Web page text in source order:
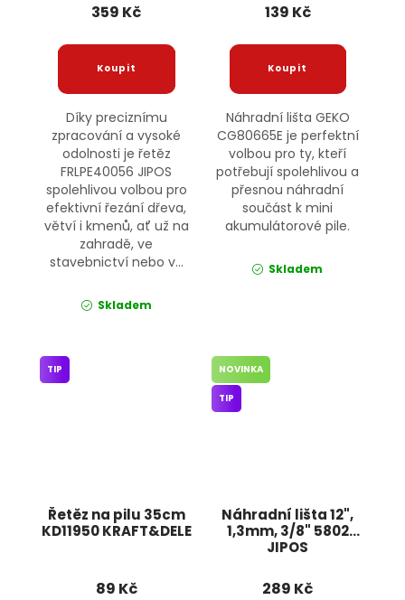
359 Kč
Díky preciznímu
zpracování a vysoké
odolnosti je řetěz
FRLPE40056 JIPOS
spolehlivou volbou pro
efektivní řezání dřeva,
větví i kmenů, ať už na
zahradě, ve
stavebnictví nebo v...
Skladem
139 Kč
Náhradní lišta GEKO
CG80665E je perfektní
volbou pro ty, kteří
potřebují spolehlivou a
přesnou náhradní
součást k mini
akumulátorové pile.
Skladem
Řetěz na pilu 35cm
KD11950 KRAFT&DELE
TIP
89 Kč
Náhradní lišta 12",
1,3mm, 3/8" 5802
JIPOS
NOVINKA
TIP
289 Kč